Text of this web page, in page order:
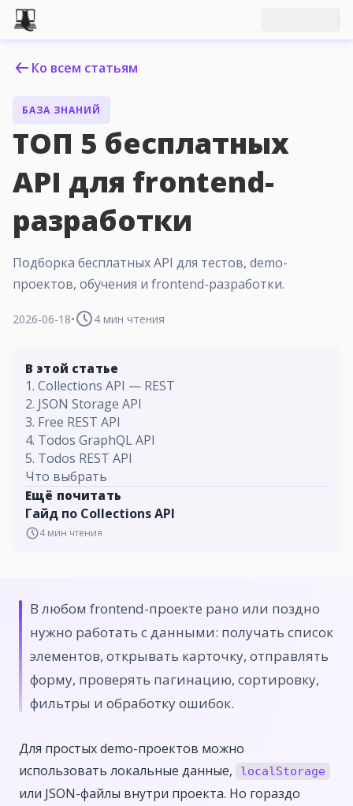
Ко всем статьям
БАЗА ЗНАНИЙ
ТОП 5 бесплатных
API для frontend-
разработки
Подборка бесплатных API для тестов, demo-
проектов, обучения и frontend-разработки.
2026-06-18• 4 мин чтения
В любом frontend-проекте рано или поздно
нужно работать с данными: получать список
элементов, открывать карточку, отправлять
форму, проверять пагинацию, сортировку,
фильтры и обработку ошибок.
Для простых demo-проектов можно
использовать локальные данные,
localStorage
или JSON-файлы внутри проекта. Но гораздо
В этой статье
1. Collections API — REST
2. JSON Storage API
3. Free REST API
4. Todos GraphQL API
5. Todos REST API
Что выбрать
Ещё почитать
Гайд по Collections API
4 мин чтения